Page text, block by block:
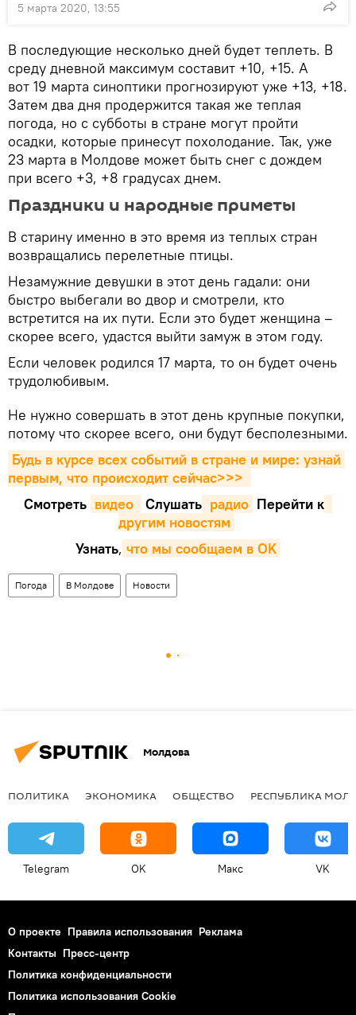
5 марта 2020, 13:55
В последующие несколько дней будет теплеть. В
среду дневной максимум составит +10, +15. А
вот 19 марта синоптики прогнозируют уже +13, +18.
Затем два дня продержится такая же теплая
погода, но с субботы в стране могут пройти
осадки, которые принесут похолодание. Так, уже
23 марта в Молдове может быть снег с дождем
при всего +3, +8 градусах днем.
Праздники и народные приметы
В старину именно в это время из теплых стран
возвращались перелетные птицы.
Незамужние девушки в этот день гадали: они
быстро выбегали во двор и смотрели, кто
встретится на их пути. Если это будет женщина –
скорее всего, удастся выйти замуж в этом году.
Если человек родился 17 марта, то он будет очень
трудолюбивым.
Не нужно совершать в этот день крупные покупки,
потому что скорее всего, они будут бесполезными.
Будь в курсе всех событий в стране и мире: узнай
первым, что происходит сейчаc>>>
Смотреть видео Cлушать радио Перейти к
другим новостям
Узнать, что мы сообщаем в OK
Погода В Молдове Новости
Молдова
ПОЛИТИКА ЭКОНОМИКА ОБЩЕСТВО РЕСПУБЛИКА
Telegram OK Макс VK
О проекте Правила использования Реклама
Контакты Пресс-центр
Политика конфиденциальности
Политика использования Cookie